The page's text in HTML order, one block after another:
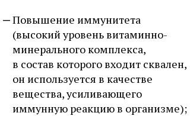
Повышение иммунитета
(высокий уровень витаминно-
минерального комплекса,
в состав которого входит сквален,
он используется в качестве
вещества, усиливающего
иммунную реакцию в организме);